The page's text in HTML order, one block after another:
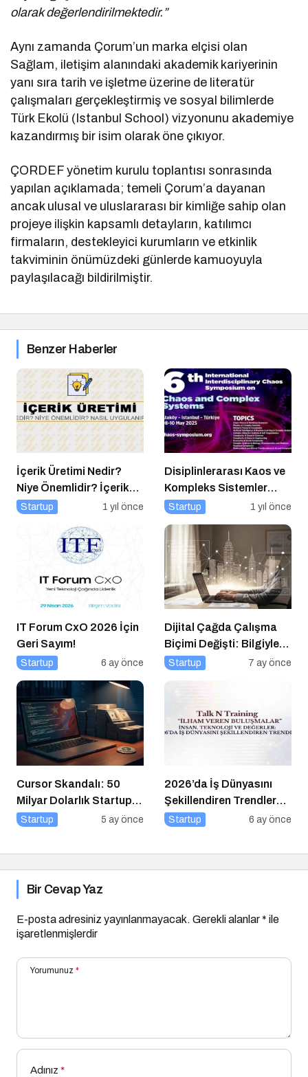
olarak değerlendirilmektedir.”
Aynı zamanda Çorum’un marka elçisi olan
Sağlam, iletişim alanındaki akademik kariyerinin
yanı sıra tarih ve işletme üzerine de literatür
çalışmaları gerçekleştirmiş ve sosyal bilimlerde
Türk Ekolü (Istanbul School) vizyonunu akademiye
kazandırmış bir isim olarak öne çıkıyor.
ÇORDEF yönetim kurulu toplantısı sonrasında
yapılan açıklamada; temeli Çorum’a dayanan
ancak ulusal ve uluslararası bir kimliğe sahip olan
projeye ilişkin kapsamlı detayların, katılımcı
firmaların, destekleyici kurumların ve etkinlik
takviminin önümüzdeki günlerde kamuoyuyla
paylaşılacağı bildirilmiştir.
Benzer Haberler
İçerik Üretimi Nedir?
Niye Önemlidir? İçerik
Üretimi Nasıl Yapılır?
Startup 1 yıl önce
Disiplinlerarası Kaos ve
Kompleks Sistemler
Sempozyumu İçin Geri
Startup 1 yıl önce
IT Forum CxO 2026 İçin
Geri Sayım!
Startup 6 ay önce
Dijital Çağda Çalışma
Biçimi Değişti: Bilgiyle
Para Kazananların Yeni
Startup 7 ay önce
Cursor Skandalı: 50
Milyar Dolarlık Startup
Açık Kaynağı Gizleyince
Startup 5 ay önce
2026’da İş Dünyasını
Şekillendiren Trendler
Talk N Training “İlham
Startup 6 ay önce
Bir Cevap Yaz
E-posta adresiniz yayınlanmayacak. Gerekli alanlar* ile
işaretlenmişlerdir
Yorumunuz *
Adınız *